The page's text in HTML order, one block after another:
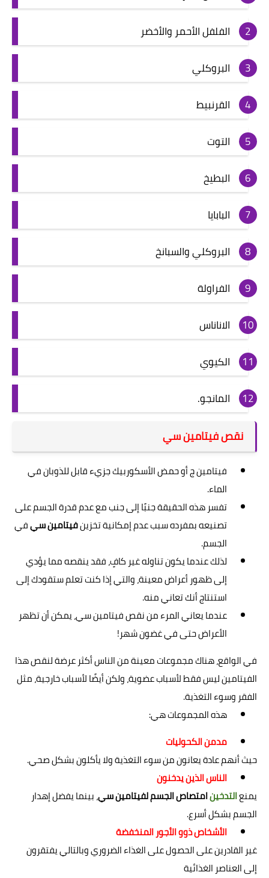
الفلفل الأحمر والأخضر
البروكلي
القرنبيط
التوت
البطيخ
البابايا
البروكلي والسبانخ
الفراولة
الاناناس
الكيوي
المانجو.
نقص فيتامين سي
فيتامين ج أو حمض الأسكوربيك جزيء قابل للذوبان في
الماء.
تفسر هذه الحقيقة جنبًا إلى جنب مع عدم قدرة الجسم على
تصنيعه بمفرده سبب عدم إمكانية تخزينفيتامين سيفي
الجسم.
لذلك عندما يكون تناوله غير كافٍ، فقد ينقصه مما يؤدي
إلى ظهور أعراض معينة، والتي إذا كنت تعلم ستقودك إلى
استنتاج أنك تعاني منه.
عندما يعاني المرء من نقص فيتامين سي، يمكن أن تظهر
الأعراض حتى في غضون شهر!
في الواقع، هناك مجموعات معينة من الناس أكثر عرضة لنقص هذا
الفيتامين ليس فقط لأسباب عضوية، ولكن أيضًا لأسباب خارجية، مثل
الفقر وسوء التغذية.
هذه المجموعات هي:
مدمن الكحوليات
حيث أنهم عادة يعانون من سوء التغذية ولا يأكلون بشكل صحي.
الناس الذين يدخنون
يمنعالتدخينامتصاص الجسم لفيتامين سي، بينما يفضل إهدار
الجسم بشكل أسرع.
الأشخاص ذوو الأجور المنخفضة
غير القادرين على الحصول على الغذاء الضروري وبالتالي يفتقرون
إلى العناصر الغذائية